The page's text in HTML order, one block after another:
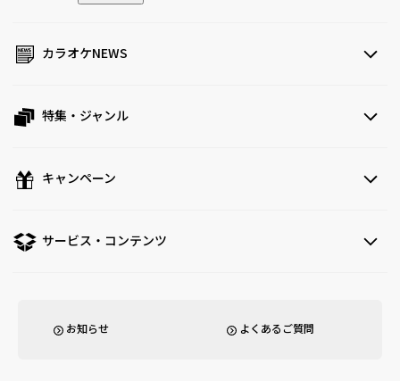
カラオケNEWS
特集・ジャンル
キャンペーン
サービス・コンテンツ
お知らせ よくあるご質問